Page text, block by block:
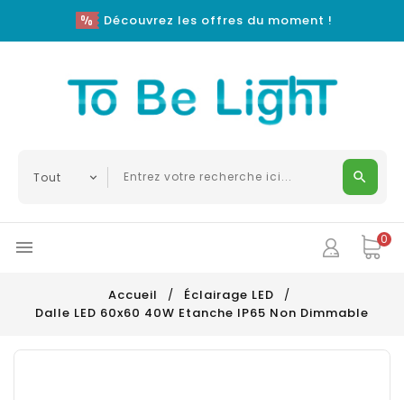
Découvrez les offres du moment !
 0
Accueil
Éclairage LED
Dalle LED 60x60 40W Etanche IP65 Non Dimmable